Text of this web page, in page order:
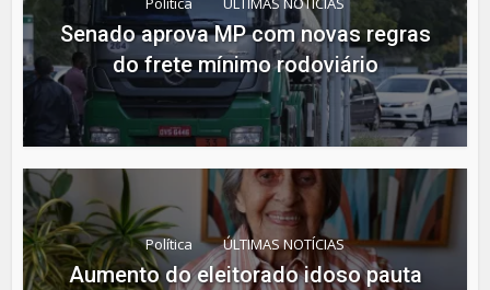
Senado aprova MP com novas regras
do frete mínimo rodoviário
Política ÚLTIMAS NOTÍCIAS
Aumento do eleitorado idoso pauta